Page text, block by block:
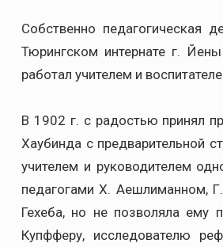
Собственно педагогическая
Тюрингском интернате г.
работал учителем и
В 1902 г. с радостью принял
Хаубинда с предварительной
учителем и руководителем
педагогами Х. Аешлиманном,
Гехеба, но не позволяла ему
Купфферу, исследователю